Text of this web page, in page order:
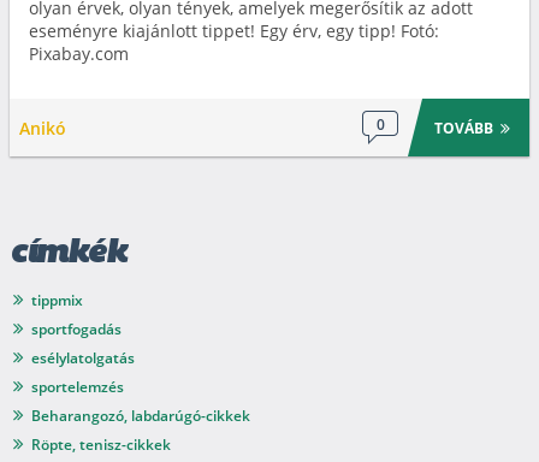
olyan érvek, olyan tények, amelyek megerősítik az adott
eseményre kiajánlott tippet! Egy érv, egy tipp! Fotó:
Pixabay.com
Anikó 0 TOVÁBB
címkék
tippmix
sportfogadás
esélylatolgatás
sportelemzés
Beharangozó, labdarúgó-cikkek
Röpte, tenisz-cikkek